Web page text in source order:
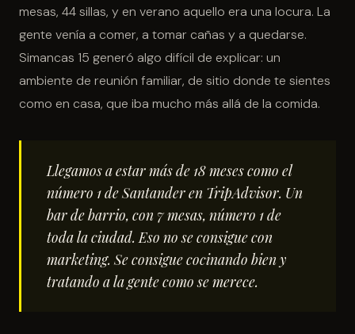
mesas, 44 sillas, y en verano aquello era una locura. La
gente venía a comer, a tomar cañas y a quedarse.
Simancas 15 generó algo difícil de explicar: un
ambiente de reunión familiar, de sitio donde te sientes
como en casa, que iba mucho más allá de la comida.
Llegamos a estar más de 18 meses como el
número 1 de Santander en TripAdvisor. Un
bar de barrio, con 7 mesas, número 1 de
toda la ciudad. Eso no se consigue con
marketing. Se consigue cocinando bien y
tratando a la gente como se merece.